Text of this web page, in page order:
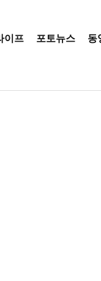
이프 포토뉴스 동